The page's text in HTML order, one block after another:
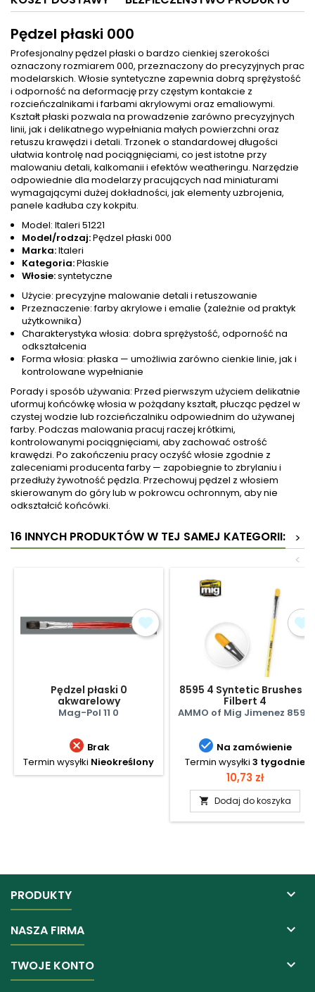
Pędzel płaski 000
Profesjonalny pędzel płaski o bardzo cienkiej szerokości
oznaczony rozmiarem 000, przeznaczony do precyzyjnych prac
modelarskich. Włosie syntetyczne zapewnia dobrą sprężystość
i odporność na deformację przy częstym kontakcie z
rozcieńczalnikami i farbami akrylowymi oraz emaliowymi.
Kształt płaski pozwala na prowadzenie zarówno precyzyjnych
linii, jak i delikatnego wypełniania małych powierzchni oraz
retuszu krawędzi i detali. Trzonek o standardowej długości
ułatwia kontrolę nad pociągnięciami, co jest istotne przy
malowaniu detali, kalkomanii i efektów weatheringu. Narzędzie
odpowiednie dla modelarzy pracujących nad miniaturami
wymagającymi dużej dokładności, jak elementy uzbrojenia,
panele kadłuba czy kokpitu.
Model: Italeri 51221
Model/rodzaj:Pędzel płaski 000
Marka:Italeri
Kategoria:Płaskie
Włosie:syntetyczne
Użycie: precyzyjne malowanie detali i retuszowanie
Przeznaczenie: farby akrylowe i emalie (zależnie od praktyk
użytkownika)
Charakterystyka włosia: dobra sprężystość, odporność na
odkształcenia
Forma włosia: płaska — umożliwia zarówno cienkie linie, jak i
kontrolowane wypełnianie
Porady i sposób używania: Przed pierwszym użyciem delikatnie
uformuj końcówkę włosia w pożądany kształt, płucząc pędzel w
czystej wodzie lub rozcieńczalniku odpowiednim do używanej
farby. Podczas malowania pracuj raczej krótkimi,
kontrolowanymi pociągnięciami, aby zachować ostrość
krawędzi. Po zakończeniu pracy oczyść włosie zgodnie z
zaleceniami producenta farby — zapobiegnie to zbrylaniu i
przedłuży żywotność pędzla. Przechowuj pędzel z włosiem
skierowanym do góry lub w pokrowcu ochronnym, aby nie
odkształcić końcówki.
16 INNYCH PRODUKTÓW W TEJ SAMEJ KATEGORII:
>
<
Pędzel płaski 0
akwarelowy
Mag-Pol 11 0
 Brak
Termin wysyłki Nieokreślony
8595 4 Syntetic Brushes -
Filbert 4
AMMO of Mig Jimenez 8595
 Na zamówienie
Termin wysyłki 3 tygodnie
Cena
10,73 zł
 Dodaj do koszyka
PRODUKTY 
NASZA FIRMA 
TWOJE KONTO 